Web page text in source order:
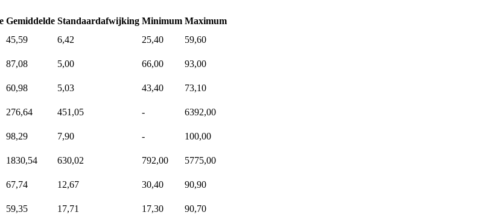
Gemiddelde Standaardafwijking Minimum Maximum
45,59 6,42 25,40
59,60
87,08 5,00 66,00
93,00
60,98 5,03 43,40
73,10
276,64 451,05 -
6392,00
98,29 7,90 -
100,00
1830,54 630,02 792,00
5775,00
67,74 12,67 30,40
90,90
59,35 17,71 17,30
90,70